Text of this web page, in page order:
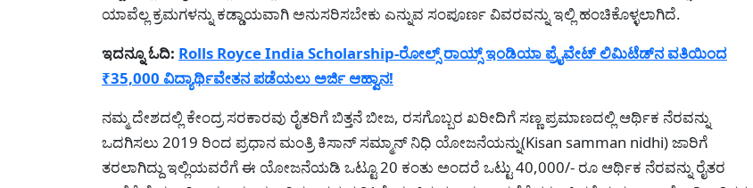
ಯಾವೆಲ್ಲ ಕ್ರಮಗಳನ್ನು ಕಡ್ಡಾಯವಾಗಿ ಅನುಸರಿಸಬೇಕು ಎನ್ನುವ ಸಂಪೂರ್ಣ ವಿವರವನ್ನು ಇಲ್ಲಿ ಹಂಚಿಕೊಳ್ಳಲಾಗಿದೆ.
ಇದನ್ನೂ ಓದಿ: Rolls Royce India Scholarship-ರೋಲ್ಸ್ ರಾಯ್ಸ್ ಇಂಡಿಯಾ ಪ್ರೈವೇಟ್ ಲಿಮಿಟೆಡ್‌ನ ವತಿಯಿಂದ
₹35,000 ವಿದ್ಯಾರ್ಥಿವೇತನ ಪಡೆಯಲು ಅರ್ಜಿ ಆಹ್ವಾನ!
ನಮ್ಮ ದೇಶದಲ್ಲಿ ಕೇಂದ್ರ ಸರಕಾರವು ರೈತರಿಗೆ ಬಿತ್ತನೆ ಬೀಜ, ರಸಗೊಬ್ಬರ ಖರೀದಿಗೆ ಸಣ್ಣ ಪ್ರಮಾಣದಲ್ಲಿ ಆರ್ಥಿಕ ನೆರವನ್ನು
ಒದಗಿಸಲು 2019 ರಿಂದ ಪ್ರಧಾನ ಮಂತ್ರಿ ಕಿಸಾನ್ ಸಮ್ಮಾನ್ ನಿಧಿ ಯೋಜನೆಯನ್ನು(Kisan samman nidhi) ಜಾರಿಗೆ
ತರಲಾಗಿದ್ದು ಇಲ್ಲಿಯವರೆಗೆ ಈ ಯೋಜನೆಯಡಿ ಒಟ್ಟೂ 20 ಕಂತು ಅಂದರೆ ಒಟ್ಟು 40,000/- ರೂ ಆರ್ಥಿಕ ನೆರವನ್ನು ರೈತರ